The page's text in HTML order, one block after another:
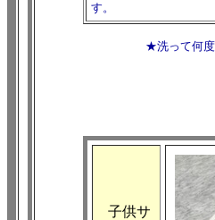
す。
★洗って何度
子供サ